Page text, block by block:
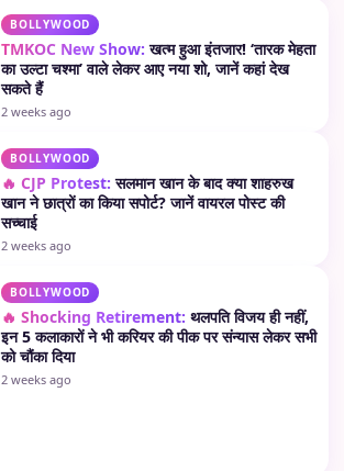
BOLLYWOOD
TMKOC New Show: खत्म हुआ इंतजार! ‘तारक मेहता
का उल्टा चश्मा’ वाले लेकर आए नया शो, जानें कहां देख
सकते हैं
2 weeks ago
BOLLYWOOD
🔥 CJP Protest: सलमान खान के बाद क्या शाहरुख
खान ने छात्रों का किया सपोर्ट? जानें वायरल पोस्ट की
सच्चाई
2 weeks ago
BOLLYWOOD
🔥 Shocking Retirement: थलपति विजय ही नहीं,
इन 5 कलाकारों ने भी करियर की पीक पर संन्यास लेकर सभी
को चौंका दिया
2 weeks ago